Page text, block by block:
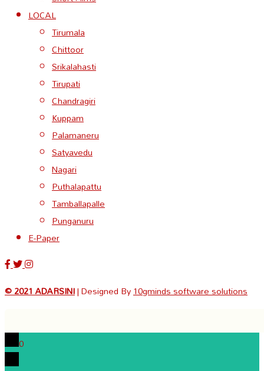
LOCAL
Tirumala
Chittoor
Srikalahasti
Tirupati
Chandragiri
Kuppam
Palamaneru
Satyavedu
Nagari
Puthalapattu
Tamballapalle
Punganuru
E-Paper
© 2021 ADARSINI| Designed By10gminds software solutions
0